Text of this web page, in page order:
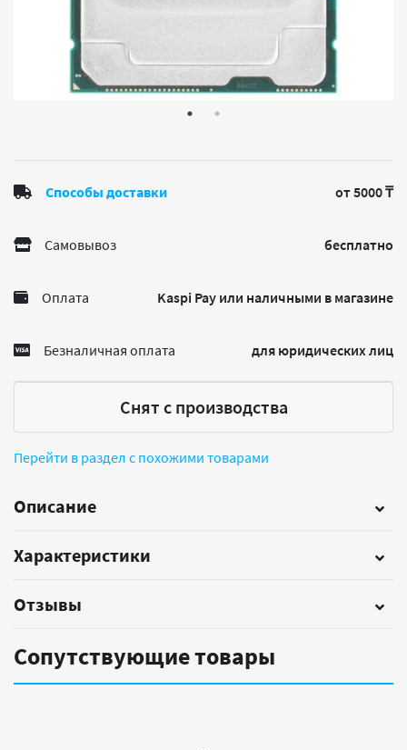
Способы доставки от 5000 ₸
Самовывоз бесплатно
Оплата Kaspi Pay или наличными в магазине
Безналичная оплата для юридических лиц
Снят с производства
Перейти в раздел с похожими товарами
Описание
Характеристики
Отзывы
Сопутствующие товары